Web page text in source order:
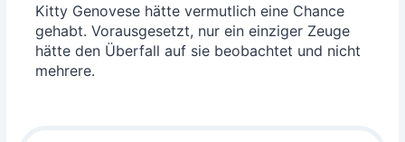
Kit­ty Geno­ve­se hät­te ver­mut­lich eine Chan­ce
gehabt. Vor­aus­ge­setzt, nur ein ein­zi­ger Zeu­ge
hät­te den Über­fall auf sie beob­ach­tet und nicht
mehrere.